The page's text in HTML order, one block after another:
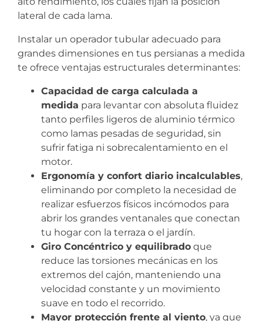
lateral de cada lama.
Instalar un operador tubular adecuado para
grandes dimensiones en tus persianas a medida
te ofrece ventajas estructurales determinantes:
Capacidad de carga calculada a
medida para levantar con absoluta fluidez
tanto perfiles ligeros de aluminio térmico
como lamas pesadas de seguridad, sin
sufrir fatiga ni sobrecalentamiento en el
motor.
Ergonomía y confort diario incalculables,
eliminando por completo la necesidad de
realizar esfuerzos físicos incómodos para
abrir los grandes ventanales que conectan
tu hogar con la terraza o el jardín.
Giro Concéntrico y equilibrado que
reduce las torsiones mecánicas en los
extremos del cajón, manteniendo una
velocidad constante y un movimiento
suave en todo el recorrido.
Mayor protección frente al viento, ya que